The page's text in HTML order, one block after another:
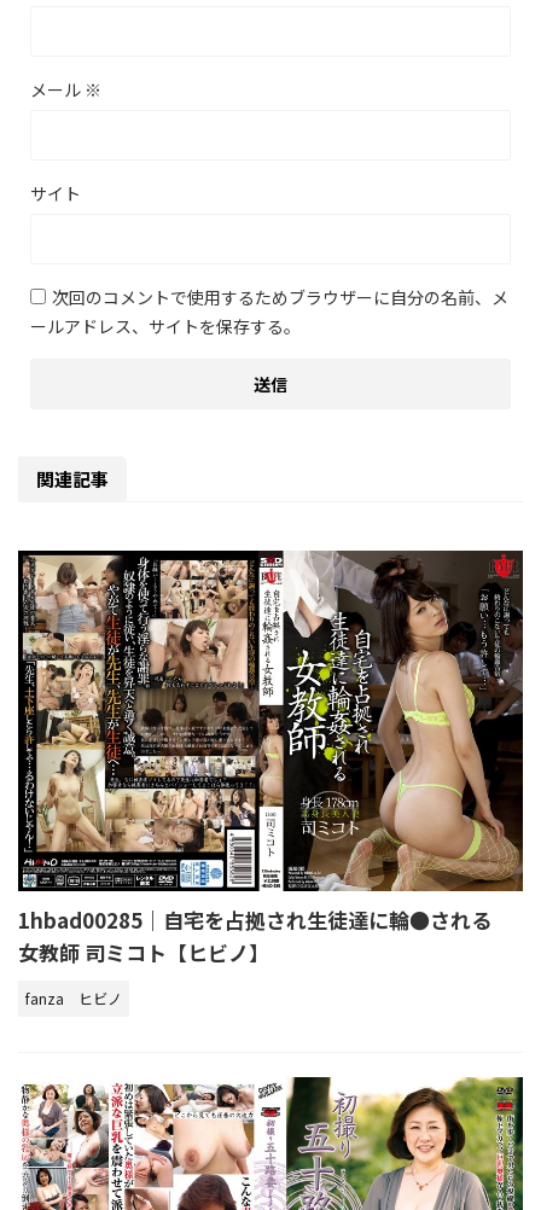
メール ※
サイト
次回のコメントで使用するためブラウザーに自分の名前、メ
ールアドレス、サイトを保存する。
関連記事
1hbad00285｜自宅を占拠され生徒達に輪●される
女教師 司ミコト【ヒビノ】
fanza ヒビノ